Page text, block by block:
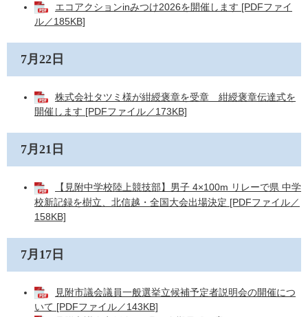
エコアクションinみつけ2026を開催します [PDFファイ
ル／185KB]
7月22日
株式会社タツミ様が紺綬褒章を受章 紺綬褒章伝達式を
開催します [PDFファイル／173KB]
7月21日
【見附中学校陸上競技部】男子 4×100m リレーで県 中学
校新記録を樹立、北信越・全国大会出場決定 [PDFファイル／
158KB]
7月17日
見附市議会議員一般選挙立候補予定者説明会の開催につ
いて [PDFファイル／143KB]